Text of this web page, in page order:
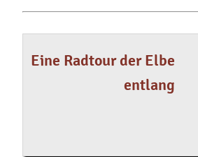
Eine Radtour der Elbe
entlang